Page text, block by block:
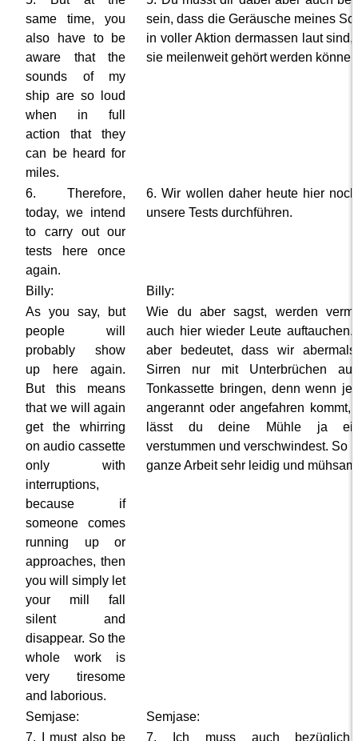
same time, you
also have to be
aware that the
sounds of my
ship are so loud
when in full
action that they
can be heard for
miles.
sein, dass die Geräusche meines
in voller Aktion dermassen laut sind,
sie meilenweit gehört werden
6. Therefore,
today, we intend
to carry out our
tests here once
again.
6. Wir wollen daher heute hier
unsere Tests durchführen.
Billy:
Billy:
As you say, but
people will
probably show
up here again.
But this means
that we will again
get the whirring
on audio cassette
only with
interruptions,
because if
someone comes
running up or
approaches, then
you will simply let
your mill fall
silent and
disappear. So the
whole work is
very tiresome
and laborious.
Wie du aber sagst, werden
auch hier wieder Leute auftauchen.
aber bedeutet, dass wir
Sirren nur mit Unterbrüchen
Tonkassette bringen, denn wenn
angerannt oder angefahren kommt,
lässt du deine Mühle ja
verstummen und verschwindest. So
ganze Arbeit sehr leidig und
Semjase:
Semjase:
7. I must also be
7. Ich muss auch bezüglich